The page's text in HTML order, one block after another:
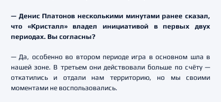
— Денис Платонов несколькими минутами ранее сказал,
что «Кристалл» владел инициативой в первых двух
периодах. Вы согласны?
— Да, особенно во втором периоде игра в основном шла в
нашей зоне. В третьем они действовали больше по счёту —
откатились и отдали нам территорию, но мы своими
моментами не воспользовались.